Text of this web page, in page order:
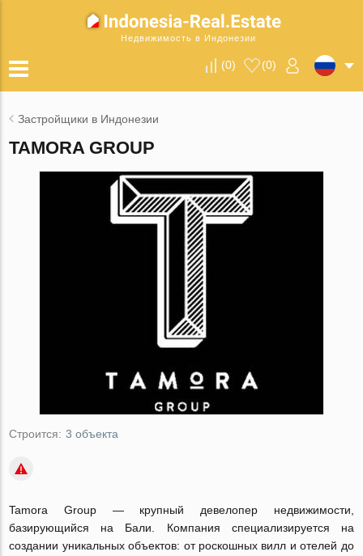
Недвижимость в Индонезии
(0) (0)
Застройщики в Индонезии
TAMORA GROUP
Строится: 3 объекта
Tamora Group — крупный девелопер недвижимости,
базирующийся на Бали. Компания специализируется на
создании уникальных объектов: от роскошных вилл и отелей до